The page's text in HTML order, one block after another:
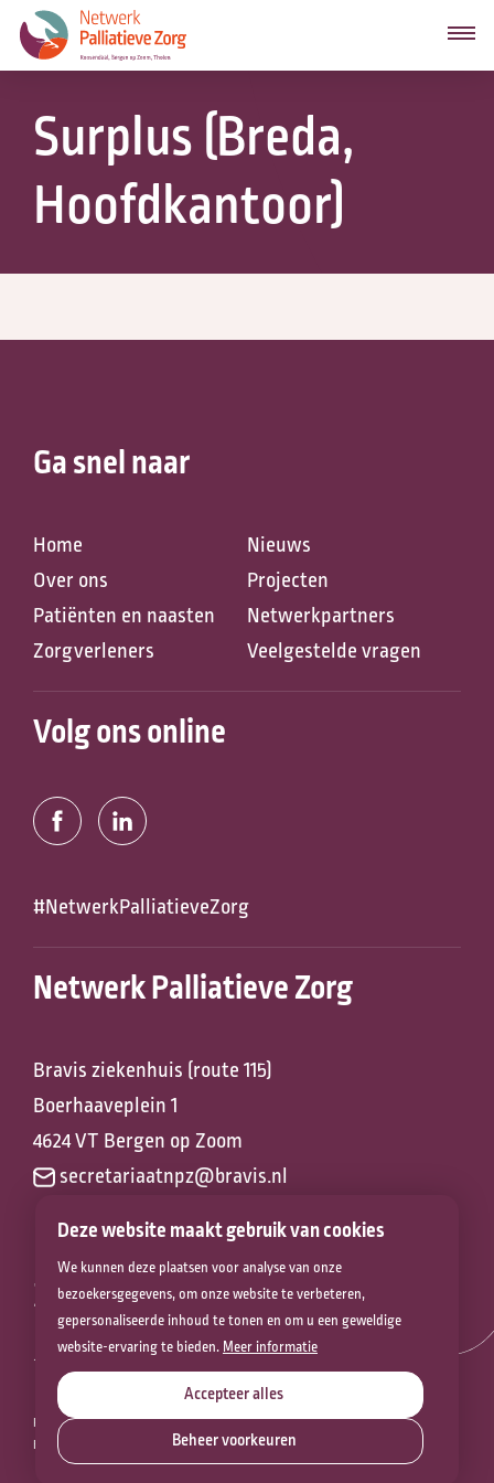
Deze website maakt gebruik van cookies
We kunnen deze plaatsen voor analyse van onze
bezoekersgegevens, om onze website te verbeteren,
gepersonaliseerde inhoud te tonen en om u een geweldige
website-ervaring te bieden. Meer informatie
Beheer voorkeuren
Accepteer alles
Anderen zochten ook
Surplus (Breda,
Hoofdkantoor)
Ga snel naar
Home
Over ons
Patiënten en naasten
Zorgverleners
Nieuws
Projecten
Netwerkpartners
Veelgestelde vragen
Volg ons online
#NetwerkPalliatieveZorg
Netwerk Palliatieve Zorg
Bravis ziekenhuis (route 115)
Boerhaaveplein 1
4624 VT Bergen op Zoom
secretariaatnpz@bravis.nl
Zorg voor het
leven
PRIVACYVERKLARING COOKIEVERKLARING
DISCLAIMER
BEVEILIGINGSKWETSBAARHEID MELDEN
COOKIES